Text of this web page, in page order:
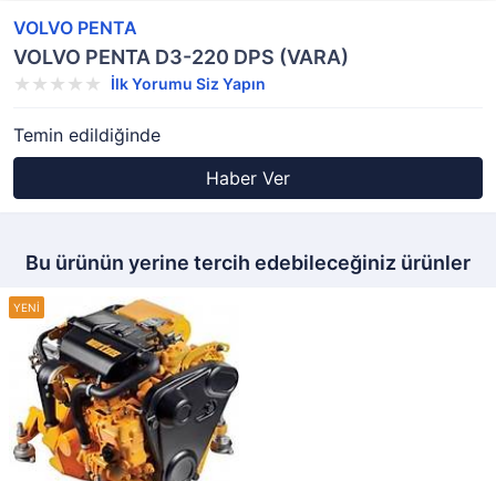
VOLVO PENTA
VOLVO PENTA D3-220 DPS (VARA)
İlk Yorumu Siz Yapın
Temin edildiğinde
Haber Ver
Bu ürünün yerine tercih edebileceğiniz ürünler